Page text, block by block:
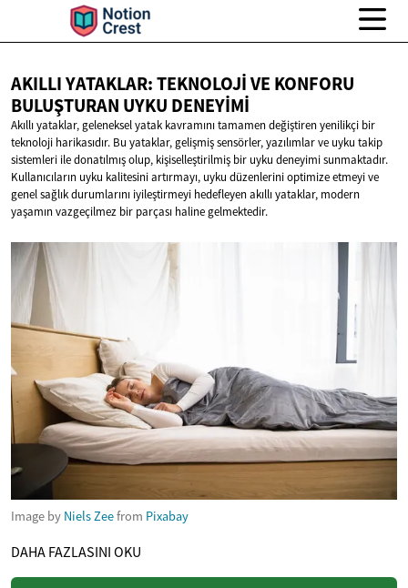
AKILLI YATAKLAR: TEKNOLOJI VE KONFORU
BULUŞTURAN UYKU DENEYIMI
Akıllı yataklar, geleneksel yatak kavramını tamamen değiştiren yenilikçi bir
teknoloji harikasıdır. Bu yataklar, gelişmiş sensörler, yazılımlar ve uyku takip
sistemleri ile donatılmış olup, kişiselleştirilmiş bir uyku deneyimi sunmaktadır.
Kullanıcıların uyku kalitesini artırmayı, uyku düzenlerini optimize etmeyi ve
genel sağlık durumlarını iyileştirmeyi hedefleyen akıllı yataklar, modern
yaşamın vazgeçilmez bir parçası haline gelmektedir.
Image by Niels Zeefrom Pixabay
DAHA FAZLASINI OKU